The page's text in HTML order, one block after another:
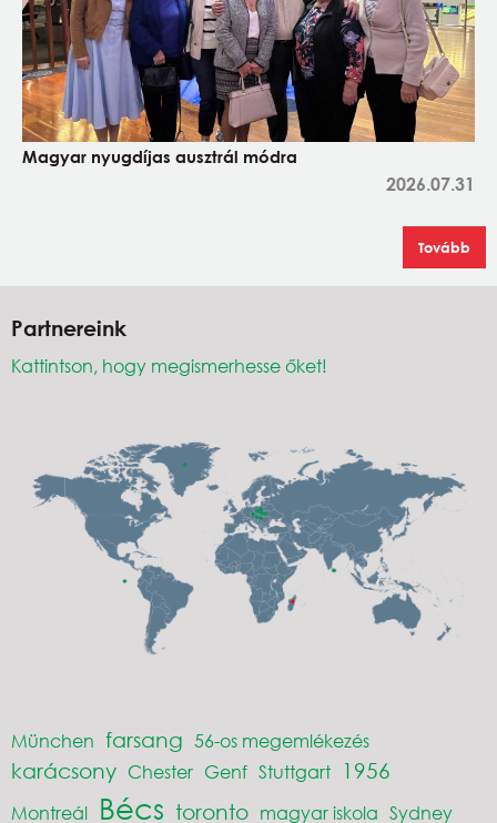
Magyar nyugdíjas ausztrál módra
2026.07.31
Tovább
Partnereink
Kattintson, hogy megismerhesse őket!
München farsang 56-os megemlékezés
karácsony Chester Genf Stuttgart 1956
Montreál Bécs toronto magyar iskola Sydney